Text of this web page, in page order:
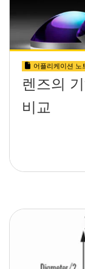
어플리케이션 노
렌즈의
비교